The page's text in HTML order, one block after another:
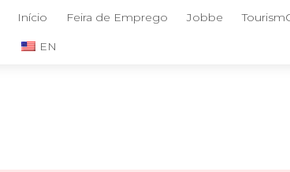
Início Feira de Emprego Jobbe
EN